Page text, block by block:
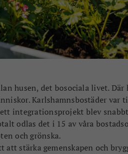
husen, det bosociala livet.
Karlshamnsbostäder var
integrationsprojekt blev
odlas det i 15 av våra
och grönska.
stärka gemenskapen och